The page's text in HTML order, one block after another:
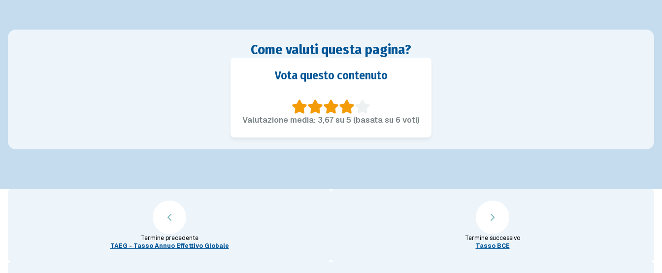
Come valuti questa pagina?
Vota questo contenuto
Valutazione media: 3,67 su 5 (basata su 6 voti)
Termine precedente
TAEG - Tasso Annuo Effettivo Globale
Termine successivo
Tasso BCE